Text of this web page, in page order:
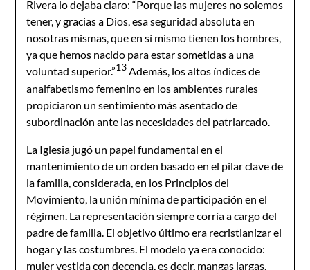
Rivera lo dejaba claro: “Porque las mujeres no solemos
tener, y gracias a Dios, esa seguridad absoluta en
nosotras mismas, que en sí mismo tienen los hombres,
ya que hemos nacido para estar sometidas a una
voluntad superior.”13 Además, los altos índices de
analfabetismo femenino en los ambientes rurales
propiciaron un sentimiento más asentado de
subordinación ante las necesidades del patriarcado.
La Iglesia jugó un papel fundamental en el
mantenimiento de un orden basado en el pilar clave de
la familia, considerada, en los Principios del
Movimiento, la unión mínima de participación en el
régimen. La representación siempre corría a cargo del
padre de familia. El objetivo último era recristianizar el
hogar y las costumbres. El modelo ya era conocido:
mujer vestida con decencia, es decir, mangas largas,